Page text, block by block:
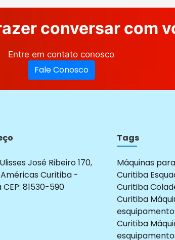
conversar com
Entre em contato conosco
Fale Conosco
José Ribeiro 170,
Curitiba -
81530-590
Tags
Máquinas
Curitiba
Curitiba
Curitiba
Curitiba